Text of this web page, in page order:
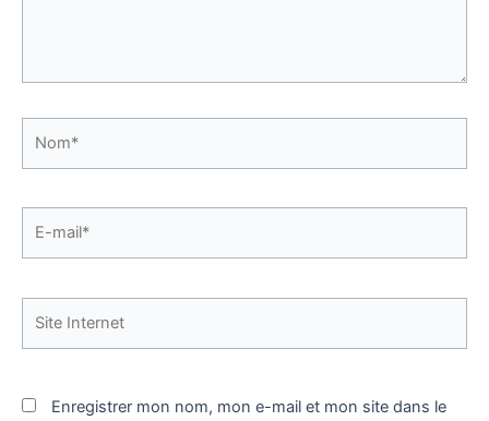
mail*
Internet
Enregistrer mon nom, mon e-mail et mon site dans le